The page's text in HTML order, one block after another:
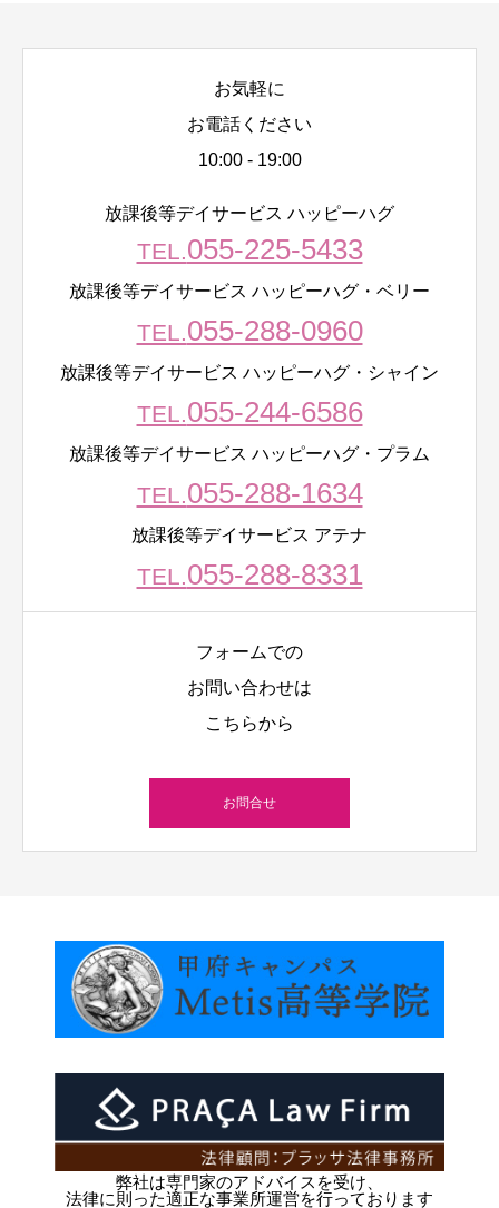
お気軽に
お電話ください
10:00 - 19:00
放課後等デイサービス ハッピーハグ
TEL.055-225-5433
放課後等デイサービス ハッピーハグ・ベリー
TEL.055-288-0960
放課後等デイサービス ハッピーハグ・シャイン
TEL.055-244-6586
放課後等デイサービス ハッピーハグ・プラム
TEL.055-288-1634
放課後等デイサービス アテナ
TEL.055-288-8331
フォームでの
お問い合わせは
こちらから
お問合せ
弊社は専門家のアドバイスを受け、
法律に則った適正な事業所運営を行っております